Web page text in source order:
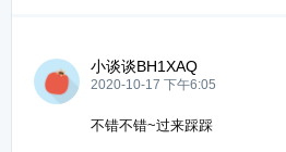
小谈谈BH1XAQ
2020-10-17 下午6:05
不错不错~过来踩踩